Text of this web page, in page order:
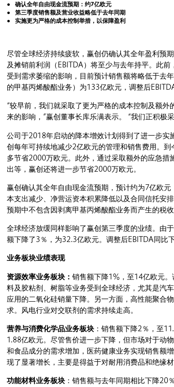
确认全年自由现金流预期：约7亿欧元
第三季度销售额及营业收益略低于去年同期
实施更为严格的成本控制举措，以保障盈利
尽管全球经济持续疲软，赢创仍确认其全年盈利预
及摊销前利润（EBITDA）将至少与去年持平。此
受到需求萎缩的影响，目前预计销售额将略低于去
的甲基丙烯酸酯业务）为133亿欧元，调整后
“较早前，我们就采取了更为严格的成本控制及额
来的影响，”赢创董事长库乐满表示。 “我们正积极
公司于2018年启动的降本增效计划得到了进一步
创每年可持续地减少2亿欧元的管理和销售费用。
多节省2000万欧元。此外，通过采取额外的应急措
出等，赢创还将进一步节省2000万欧元。
赢创确认其全年自由现金流预期，预计约为7亿欧
本支出减少、净营运资本积累降低以及合同信托安
预期中不包含因剥离甲基丙烯酸酯业务而产生的税收
全球经济放缓同样影响了赢创第三季度的业绩。由
额下降了3％，为32.3亿欧元。调整后EBITDA同比
业务板块业绩表现
资源效率业务板块： 销售额下降1%，至14亿欧元
料及胶粘剂、树脂等业务受到全球经济，尤其是汽
应用的二氧化硅销量下降。另一方面，高性能聚合
求。风电行业对交联剂的需求持续走高。
营养与消费化学品业务板块：销售额下降2％，至
1.88亿欧元。尽管售价进一步下降，但市场对于动
和食品成分的需求增加，医药健康业务实现销售额
现了显著增长，主要是得益于对耐用消费品和绝缘材
功能材料业务板块：销售额与去年同期相比下降20